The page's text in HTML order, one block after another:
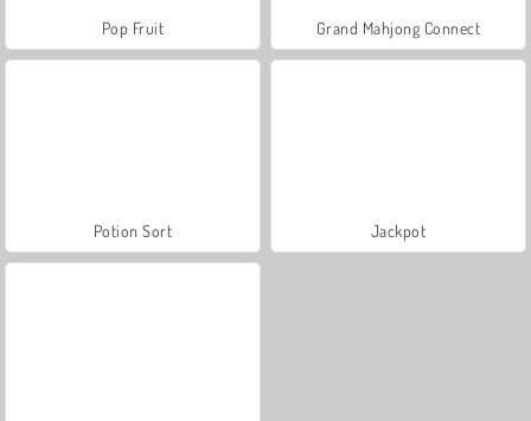
Pop Fruit Grand Mahjong Connect
Potion Sort Jackpot